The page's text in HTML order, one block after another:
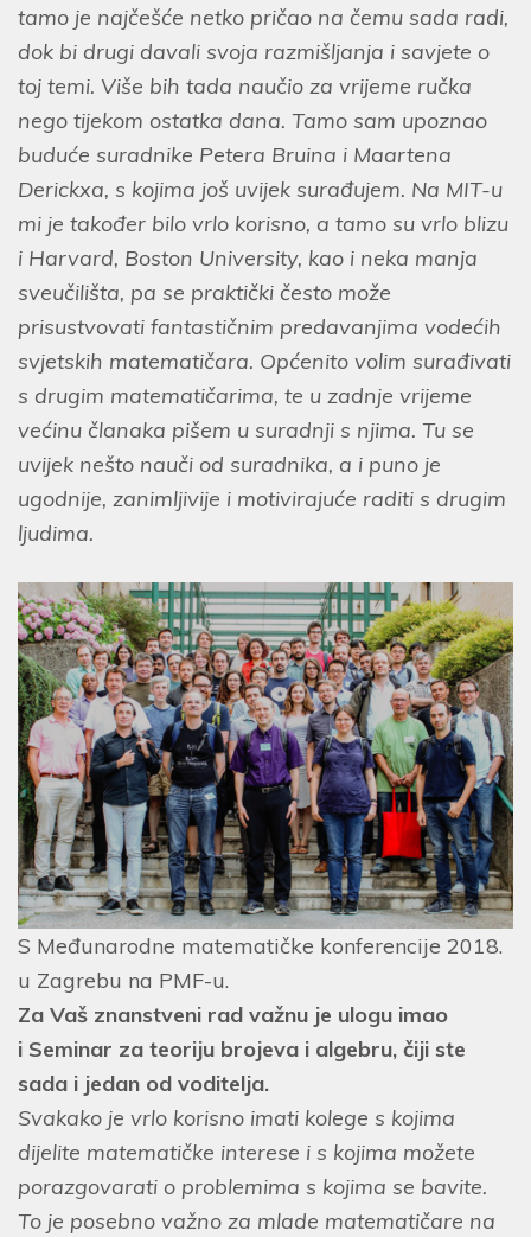
tamo je najčešće netko pričao na čemu sada radi,
dok bi drugi davali svoja razmišljanja i savjete o
toj temi. Više bih tada naučio za vrijeme ručka
nego tijekom ostatka dana. Tamo sam upoznao
buduće suradnike Petera Bruina i Maartena
Derickxa, s kojima još uvijek surađujem. Na MIT-u
mi je također bilo vrlo korisno, a tamo su vrlo blizu
i Harvard, Boston University, kao i neka manja
sveučilišta, pa se praktički često može
prisustvovati fantastičnim predavanjima vodećih
svjetskih matematičara. Općenito volim surađivati
s drugim matematičarima, te u zadnje vrijeme
većinu članaka pišem u suradnji s njima. Tu se
uvijek nešto nauči od suradnika, a i puno je
ugodnije, zanimljivije i motivirajuće raditi s drugim
ljudima.
S Međunarodne matematičke konferencije 2018.
u Zagrebu na PMF-u.
Za Vaš znanstveni rad važnu je ulogu imao
i Seminar za teoriju brojeva i algebru, čiji ste
sada i jedan od voditelja.
Svakako je vrlo korisno imati kolege s kojima
dijelite matematičke interese i s kojima možete
porazgovarati o problemima s kojima se bavite.
To je posebno važno za mlade matematičare na